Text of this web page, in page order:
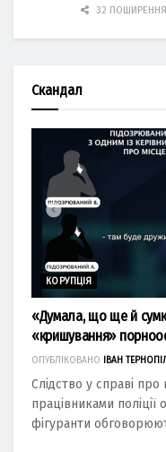
32 ПОШИРЕННЯ
Скандал
КОРУПЦІЯ
«Думала, що ще й
«кришування»
ОПУБЛІКОВАНО ІВАН
Слідство у справі
працівниками
фігуранти